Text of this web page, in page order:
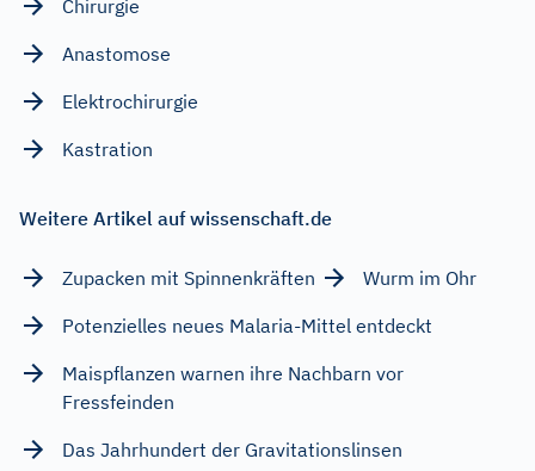
Chirurgie
Anastomose
Elektrochirurgie
Kastration
Weitere Artikel auf wissenschaft.de
Zupacken mit Spinnenkräften
Wurm im Ohr
Potenzielles neues Malaria-Mittel entdeckt
Maispflanzen warnen ihre Nachbarn vor
Fressfeinden
Das Jahrhundert der Gravitationslinsen